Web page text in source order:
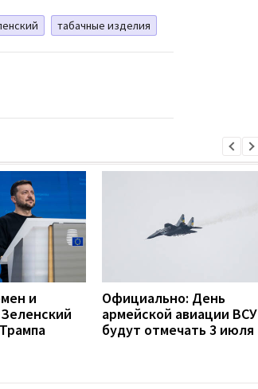
табачные изделия
и
Официально: День
армейской авиации ВСУ
будут отмечать 3 июля